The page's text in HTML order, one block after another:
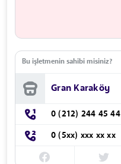
Bu işletmenin sahibi misiniz?
Gran Karaköy
0 (212) 244 45 44
0 (5xx) xxx xx xx